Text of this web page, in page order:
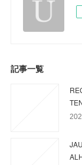
記事一覧